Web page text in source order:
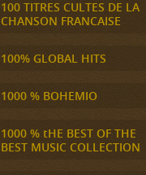
100 TITRES CULTES DE LA
CHANSON FRANCAISE
100% GLOBAL HITS
1000 % BOHEMIO
1000 % tHE BEST OF THE
BEST MUSIC COLLECTION